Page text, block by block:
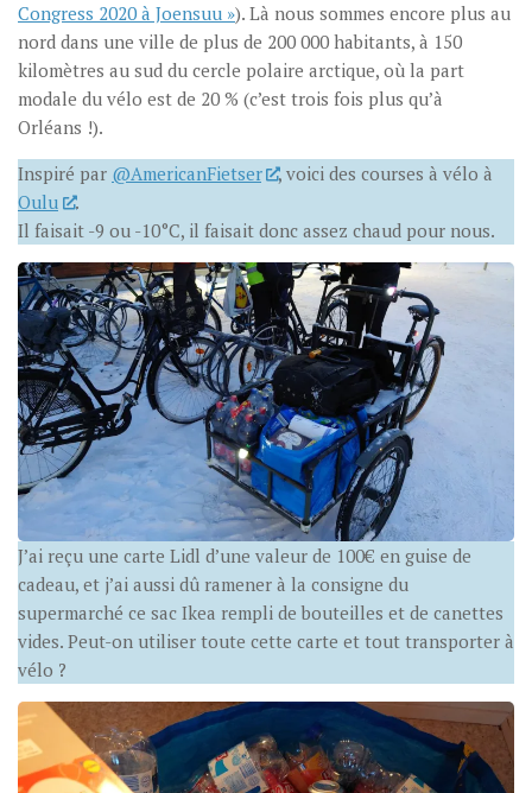
Congress 2020 à Joensuu »). Là nous sommes encore plus au
nord dans une ville de plus de 200 000 habitants, à 150
kilomètres au sud du cercle polaire arctique, où la part
modale du vélo est de 20 % (c’est trois fois plus qu’à
Orléans !).
Inspiré par @AmericanFietser
, voici des courses à vélo à
Oulu
.
Il faisait -9 ou -10°C, il faisait donc assez chaud pour nous.
J’ai reçu une carte Lidl d’une valeur de 100€ en guise de
cadeau, et j’ai aussi dû ramener à la consigne du
supermarché ce sac Ikea rempli de bouteilles et de canettes
vides. Peut-on utiliser toute cette carte et tout transporter à
vélo ?